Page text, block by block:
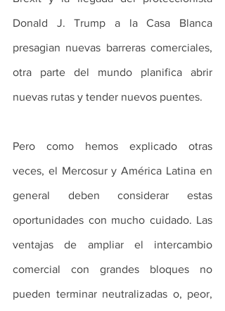
Donald J. Trump a la Casa Blanca
presagian nuevas barreras comerciales,
otra parte del mundo planifica abrir
nuevas rutas y tender nuevos puentes.
Pero como hemos explicado otras
veces, el Mercosur y América Latina en
general deben considerar estas
oportunidades con mucho cuidado. Las
ventajas de ampliar el intercambio
comercial con grandes bloques no
pueden terminar neutralizadas o, peor,